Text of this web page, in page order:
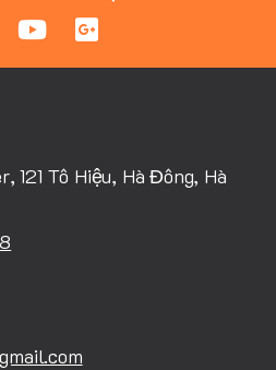
121 Tô Hiệu, Hà Đông, Hà